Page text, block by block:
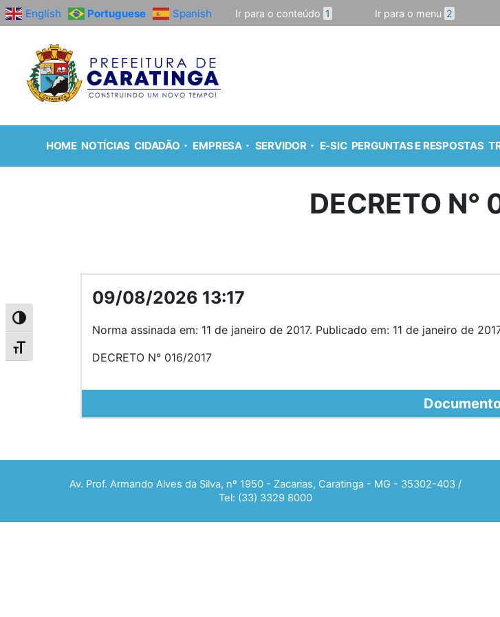
Alternar alto contraste
Alternar tamanho da fonte
English Portuguese Spanish Ir para o conteúdo 1 Ir para o menu 2
HOME NOTÍCIAS CIDADÃO EMPRESA SERVIDOR E-SIC PERGUNTAS E RESPOSTAS
DECRETO N°
09/08/2026 13:17
Norma assinada em: 11 de janeiro de 2017. Publicado em: 11 de janeiro de
DECRETO N° 016/2017
Av. Prof. Armando Alves da Silva, nº 1950 - Zacarias, Caratinga - MG - 35302-403 /
Tel: (33) 3329 8000